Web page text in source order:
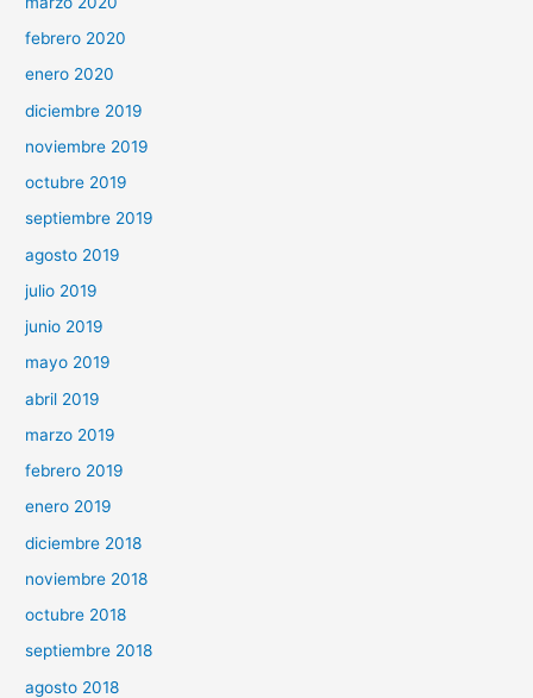
febrero 2020
enero 2020
diciembre 2019
noviembre 2019
octubre 2019
septiembre 2019
agosto 2019
julio 2019
junio 2019
mayo 2019
abril 2019
marzo 2019
febrero 2019
enero 2019
diciembre 2018
noviembre 2018
octubre 2018
septiembre 2018
agosto 2018